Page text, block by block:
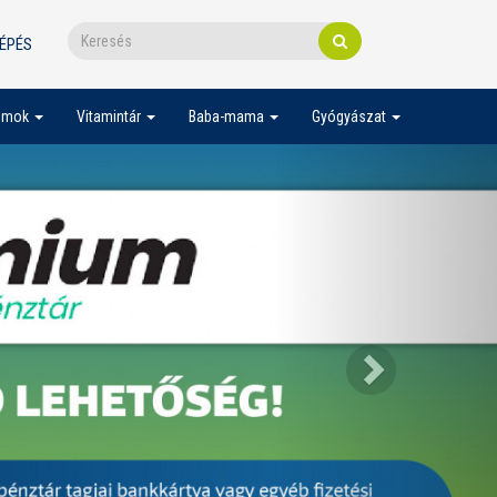
Vitamintár Baba-mama Gyógyászat